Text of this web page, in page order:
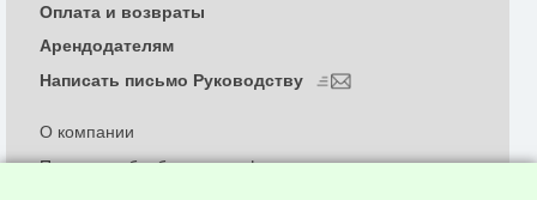
О компании
Политика обработки и конфиденциальности
Оплата и возвраты
Арендодателям
Написать письмо Руководству